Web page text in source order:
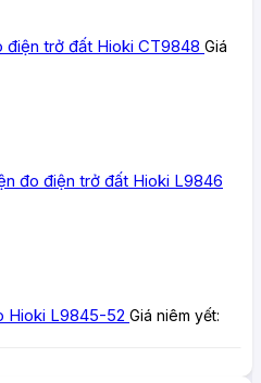
điện trở đất Hioki CT9848 Giá
đo điện trở đất Hioki L9846
Hioki L9845-52 Giá niêm yết: